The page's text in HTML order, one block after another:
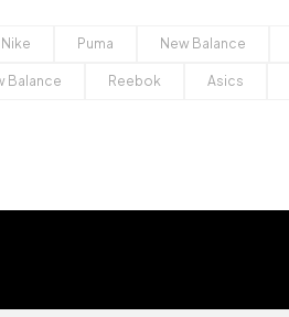
Puma New Balance
Balance Reebok Asics